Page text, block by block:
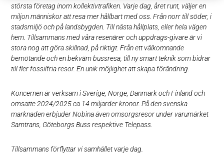
största företag inom kollektivtrafiken. Varje dag, året runt, väljer en
miljon människor att resa mer hållbart med oss. Från norr till söder, i
stadsmiljö och på landsbygden. Till nästa hållplats, eller hela vägen
hem. Tillsammans med våra resenärer och uppdrags-givare är vi
stora nog att göra skillnad, på riktigt. Från ett välkomnande
bemötande och en bekväm bussresa, till ny smart teknik som bidrar
till fler fossilfria resor. En unik möjlighet att skapa förändring.
Koncernen är verksam i Sverige, Norge, Danmark och Finland och
omsatte 2024/2025 ca 14 miljarder kronor. På den svenska
marknaden erbjuder Nobina även omsorgsresor under varumärket
Samtrans, Göteborgs Buss respektive Telepass.
Tillsammans förflyttar vi samhället varje dag.